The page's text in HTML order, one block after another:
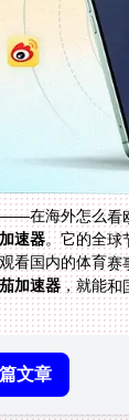
在海外怎么看
速器。它的全球
能让你在海外
加速器，就能和
文章